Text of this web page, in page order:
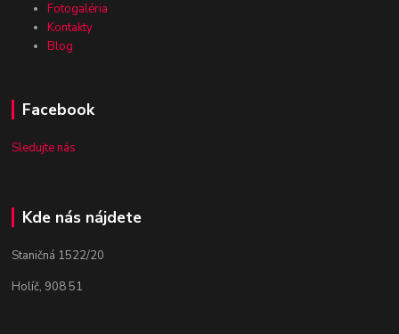
Fotogaléria
Kontakty
Blog
Facebook
Sledujte nás
Kde nás nájdete
Staničná 1522/20
Holíč, 908 51